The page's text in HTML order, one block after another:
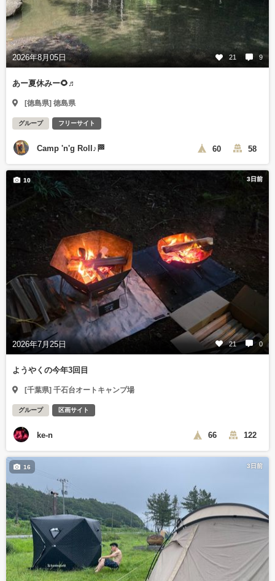
2026年8月05日 21 9
あー夏休みー🌻♬
[徳島県] 徳島県
グループ フリーサイト
Camp 'n'g Roll♪🏁 60 58
3日前
2026年7月25日 21 0
10
ようやくの今年3回目
[千葉県] 千石台オートキャンプ場
グループ 区画サイト
ke-n 66 122
3日前
16